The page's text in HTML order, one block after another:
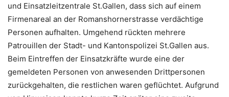
und Einsatzleitzentrale St.Gallen, dass sich auf einem
Firmenareal an der Romanshornerstrasse verdächtige
Personen aufhalten. Umgehend rückten mehrere
Patrouillen der Stadt- und Kantonspolizei St.Gallen aus.
Beim Eintreffen der Einsatzkräfte wurde eine der
gemeldeten Personen von anwesenden Drittpersonen
zurückgehalten, die restlichen waren geflüchtet. Aufgrund